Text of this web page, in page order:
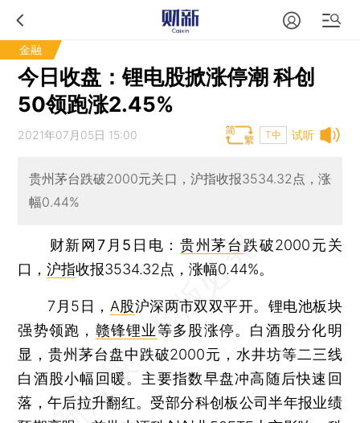
金融
今日收盘：锂电股掀涨停潮 科创
50领跑涨2.45%
试听
2021年07月05日 15:00 T中
贵州茅台跌破2000元关口，沪指收报3534.32点，涨
幅0.44%
财新网7月5日电 ：贵州茅台 跌破2000元关
口，沪指收报3534.32点，涨幅0.44%。
7月5日， A股沪深两市双双平开。锂电池板块
强势领跑， 赣锋锂业等多股涨停。白酒股分化明
显，贵州茅台盘中跌破2000元，水井坊等二三线
白酒股小幅回暖。主要指数早盘冲高随后快速回
落，午后拉升翻红。受部分科创板公司半年报业绩